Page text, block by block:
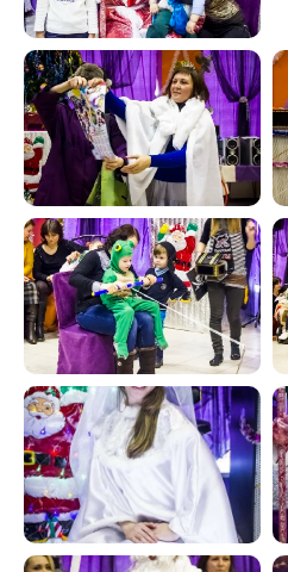
Контакты
Телефон
+7 (351) 214-42-22
E-mail